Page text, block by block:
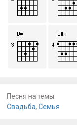
Песня на темы:
Свадьба, Семья